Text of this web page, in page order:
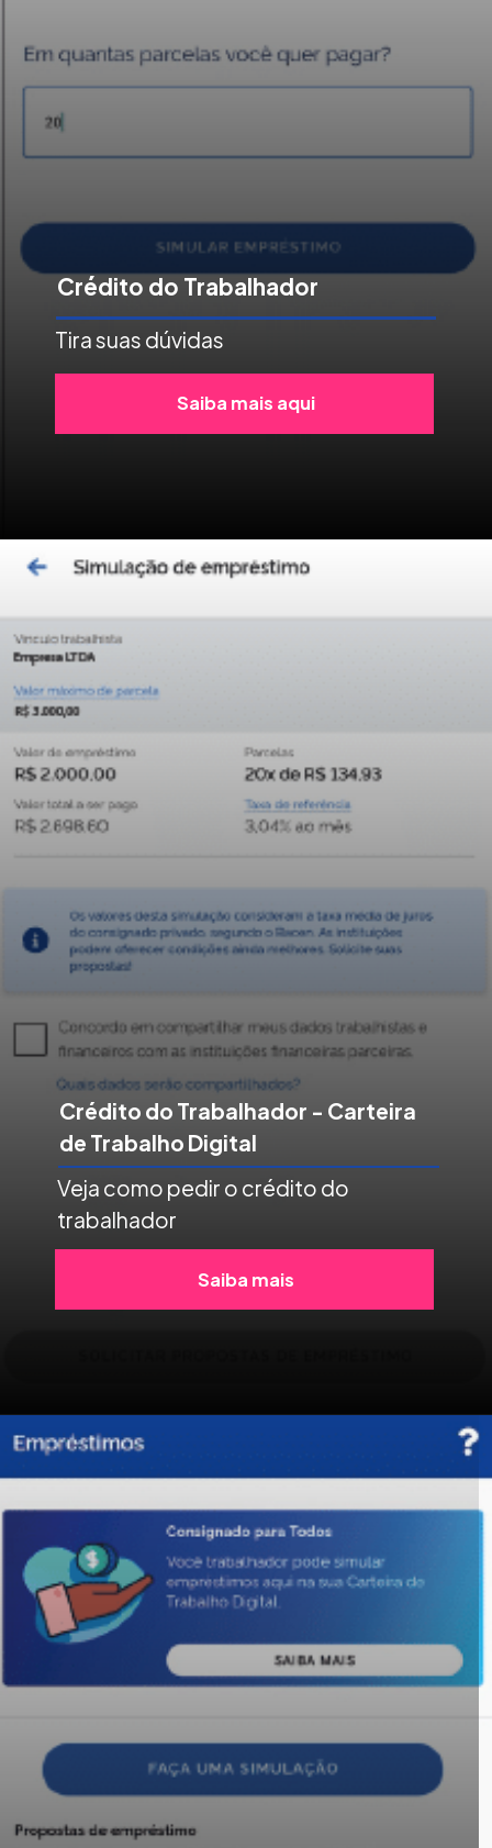
Tira suas dúvidas
Saiba mais aqui
Crédito do Trabalhador
Veja como pedir o crédito do
trabalhador
Saiba mais
Crédito do Trabalhador - Carteira
de Trabalho Digital